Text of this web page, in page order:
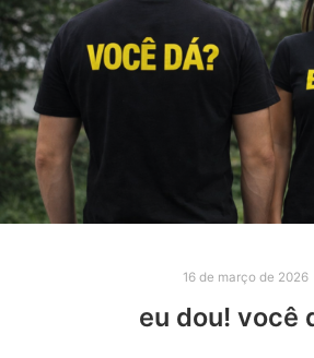
16 de março de 2026
eu dou! você